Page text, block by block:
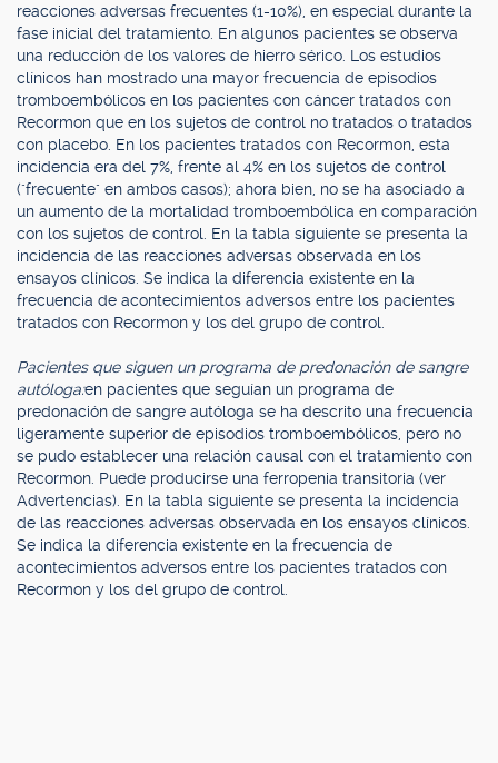
reacciones adversas frecuentes (1-10%), en especial durante la
fase inicial del tratamiento. En algunos pacientes se observa
una reducción de los valores de hierro sérico. Los estudios
clínicos han mostrado una mayor frecuencia de episodios
tromboembólicos en los pacientes con cáncer tratados con
Recormon que en los sujetos de control no tratados o tratados
con placebo. En los pacientes tratados con Recormon, esta
incidencia era del 7%, frente al 4% en los sujetos de control
("frecuente" en ambos casos); ahora bien, no se ha asociado a
un aumento de la mortalidad tromboembólica en comparación
con los sujetos de control. En la tabla siguiente se presenta la
incidencia de las reacciones adversas observada en los
ensayos clínicos. Se indica la diferencia existente en la
frecuencia de acontecimientos adversos entre los pacientes
tratados con Recormon y los del grupo de control.
Pacientes que siguen un programa de predonación de sangre
autóloga:en pacientes que seguían un programa de
predonación de sangre autóloga se ha descrito una frecuencia
ligeramente superior de episodios tromboembólicos, pero no
se pudo establecer una relación causal con el tratamiento con
Recormon. Puede producirse una ferropenia transitoria (ver
Advertencias). En la tabla siguiente se presenta la incidencia
de las reacciones adversas observada en los ensayos clínicos.
Se indica la diferencia existente en la frecuencia de
acontecimientos adversos entre los pacientes tratados con
Recormon y los del grupo de control.